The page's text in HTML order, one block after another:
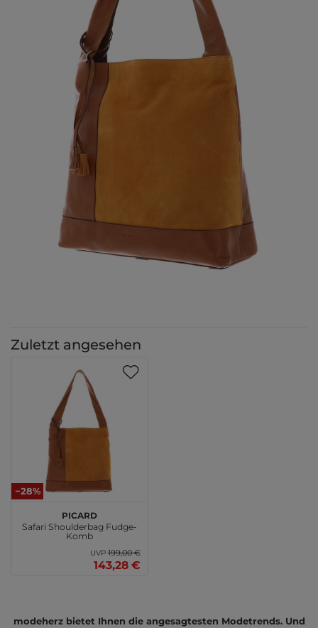
Zuletzt angesehen
−28%
PICARD
Safari Shoulderbag Fudge-
Komb
UVP199,00 €
143,28 €
modeherz bietet Ihnen die angesagtesten Modetrends. Und